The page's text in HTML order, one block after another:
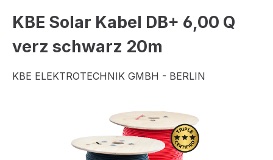
KBE Solar Kabel DB+ 6,00 Q
verz schwarz 20m
KBE ELEKTROTECHNIK GMBH - BERLIN
Bildergalerie überspringen